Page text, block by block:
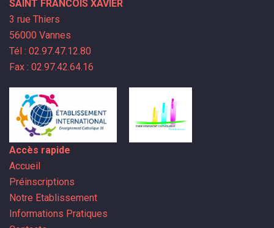
SAINT FRANCOIS XAVIER
3 rue Thiers
56000 Vannes
Tél : 02.97.47.12.80
Fax : 02.97.42.64.16
Accès rapide
Accueil
Préinscriptions
Notre Etablissement
Informations Pratiques